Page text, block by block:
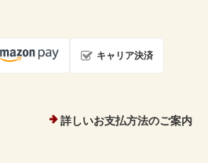
キャリア決済
詳しいお支払方法のご案内